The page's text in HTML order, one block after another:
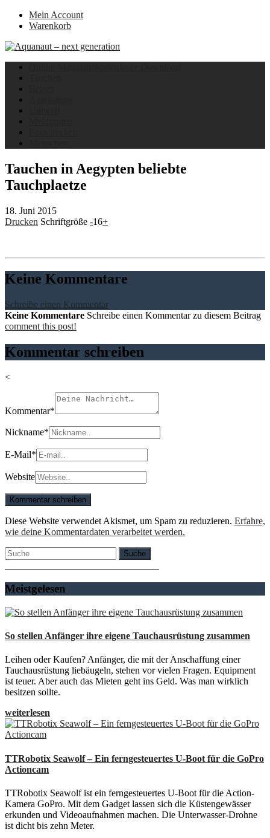
Mein Account
Warenkorb
Tauchen in Aegypten beliebte
Tauchplaetze
18. Juni 2015
Drucken Schriftgröße -16+
Keine Kommentare
Schreibe einen Kommentar
Keine Kommentare Schreibe einen Kommentar zu diesem Beitrag
comment this post!
Kommentar schreiben
<
Kommentar*
Nickname*
E-Mail*
Website
Diese Website verwendet Akismet, um Spam zu reduzieren. Erfahre,
wie deine Kommentardaten verarbeitet werden.
Suche
Meistgelesen
So stellen Anfänger ihre eigene Tauchausrüstung zusammen
Leihen oder Kaufen? Anfänger, die mit der Anschaffung einer
Tauchausrüstung liebäugeln, stehen vor vielen Fragen. Equipment
ist teuer. Aber auch das Mieten geht ins Geld. Was man wirklich
besitzen sollte.
weiterlesen
TTRobotix Seawolf – Ein ferngesteuertes U-Boot für die GoPro
Actioncam
TTRobotix Seawolf ist ein ferngesteuertes U-Boot für die Action-
Kamera GoPro. Mit dem Gadget lassen sich die Küstengewässer
erkunden und Videoaufnahmen machen. Die Unterwasser-Drohne
ist dicht bis zehn Meter.